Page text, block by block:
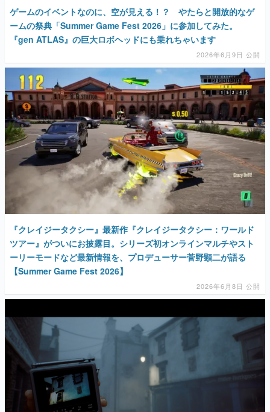
ゲームのイベントなのに、空が見える！？ やたらと開放的なゲ
ームの祭典「Summer Game Fest 2026」に参加してみた。
『gen ATLAS』の巨大ロボヘッドにも乗れちゃいます
2026年6月9日 公開
『クレイジータクシー』最新作『クレイジータクシー：ワールド
ツアー』がついにお披露目。シリーズ初オンラインマルチやスト
ーリーモードなど最新情報を、プロデューサー菅野顕二が語る
【Summer Game Fest 2026】
2026年6月8日 公開